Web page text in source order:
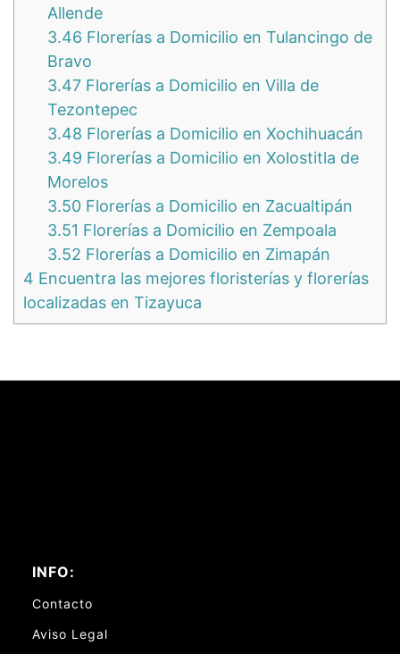
Allende
3.46 Florerías a Domicilio en Tulancingo de
Bravo
3.47 Florerías a Domicilio en Villa de
Tezontepec
3.48 Florerías a Domicilio en Xochihuacán
3.49 Florerías a Domicilio en Xolostitla de
Morelos
3.50 Florerías a Domicilio en Zacualtipán
3.51 Florerías a Domicilio en Zempoala
3.52 Florerías a Domicilio en Zimapán
4 Encuentra las mejores floristerías y florerías
localizadas en Tizayuca
INFO:
Contacto
Aviso Legal